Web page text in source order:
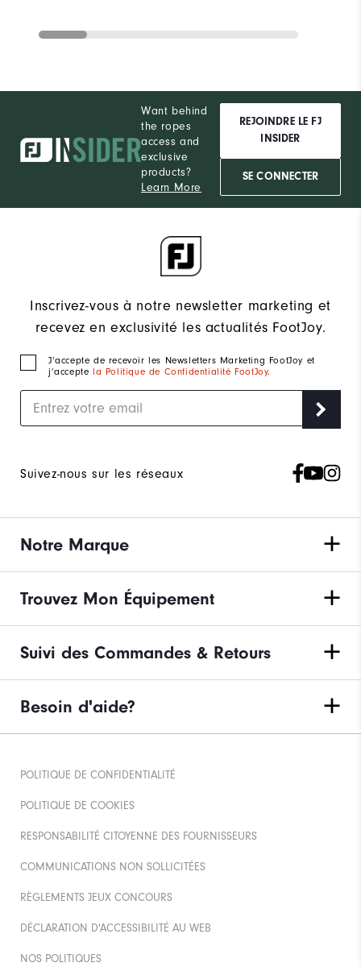
Want behind
the ropes
access and
exclusive
products?
Learn More
REJOINDRE LE FJ
INSIDER
SE CONNECTER
Inscrivez-vous à notre newsletter marketing et
recevez en exclusivité les actualités FootJoy.
J‘accepte de recevoir les Newsletters Marketing FootJoy et
j’accepte la Politique de Confidentialité FootJoy.
Suivez-nous sur les réseaux
Notre Marque
Trouvez Mon Équipement
Suivi des Commandes & Retours
Besoin d'aide?
POLITIQUE DE CONFIDENTIALITÉ
POLITIQUE DE COOKIES
RESPONSABILITÉ CITOYENNE DES FOURNISSEURS
COMMUNICATIONS NON SOLLICITÉES
RÈGLEMENTS JEUX CONCOURS
DÉCLARATION D'ACCESSIBILITÉ AU WEB
NOS POLITIQUES